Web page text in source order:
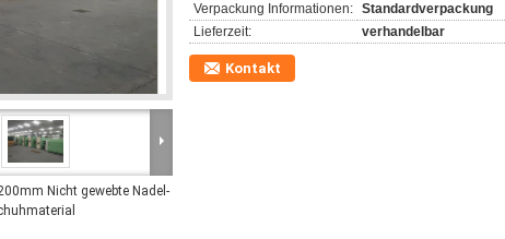
Nicht gewebte Nadel-
Verpackung Informationen: Standardverpackung
Lieferzeit:
verhandelbar
Kontakt